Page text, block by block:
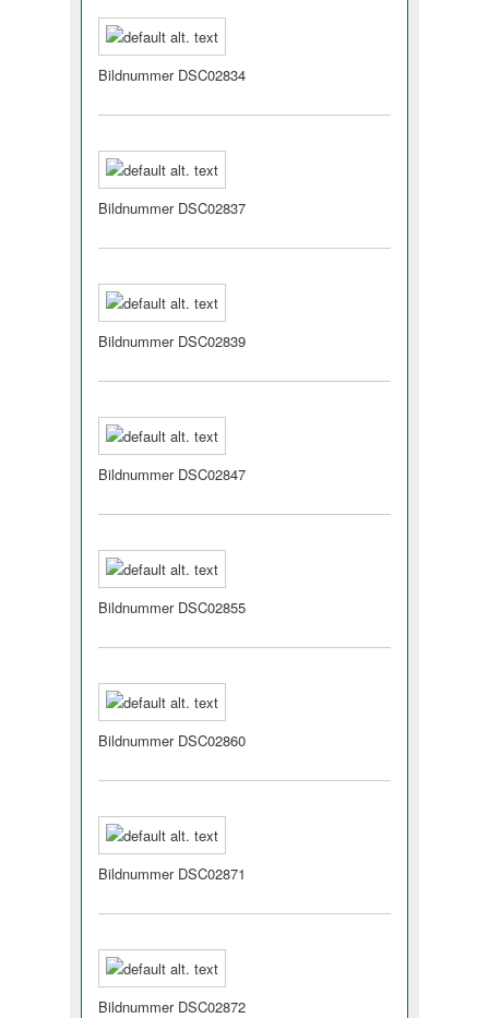
Bildnummer DSC02834
Bildnummer DSC02837
Bildnummer DSC02839
Bildnummer DSC02847
Bildnummer DSC02855
Bildnummer DSC02860
Bildnummer DSC02871
Bildnummer DSC02872